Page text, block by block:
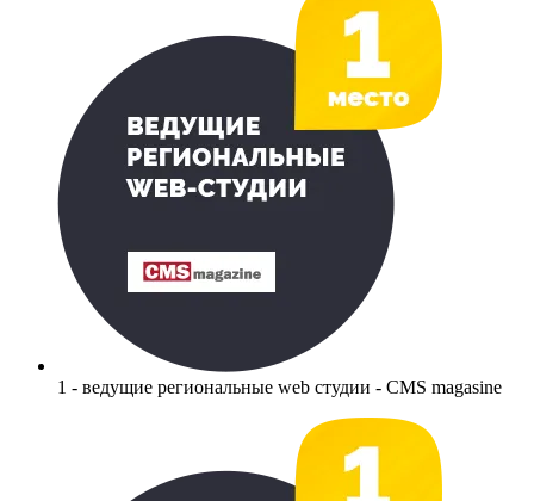
1 - ведущие региональные web студии - CMS magasine